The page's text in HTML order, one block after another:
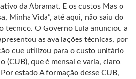
da Abramat. E os custos Mas o
Minha Vida”, até aqui, não saiu do
técnico. O Governo Lula anunciou a
as avaliações técnicas, por
que utilizou para o custo unitário
(CUB), que é mensal e varia, claro,
estado A formação desse CUB,